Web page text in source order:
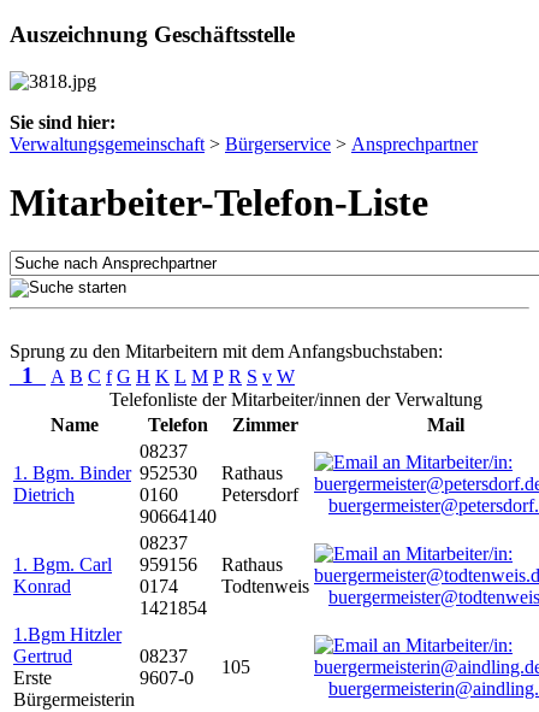
Auszeichnung Geschäftsstelle
Sie sind hier:
Verwaltungsgemeinschaft > Bürgerservice > Ansprechpartner
Mitarbeiter-Telefon-Liste
Sprung zu den Mitarbeitern mit dem Anfangsbuchstaben:
1 A B C f G H K L M P R S v W
Telefonliste der Mitarbeiter/innen der Verwaltung
Name
Telefon Zimmer Mail
1. Bgm. Binder
Dietrich
08237
952530
0160
90664140
Rathaus
Petersdorf
1. Bgm. Carl
Konrad
08237
959156
0174
1421854
Rathaus
Todtenweis
1.Bgm Hitzler
Gertrud
Erste
Bürgermeisterin
08237
9607-0
105